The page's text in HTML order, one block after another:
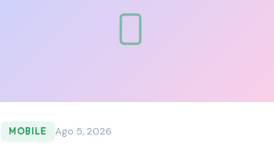
MOBILE Ago 5, 2026